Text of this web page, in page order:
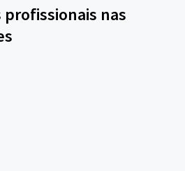
nas